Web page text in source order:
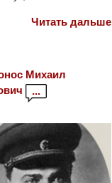
Читать дальше
Михаил
...